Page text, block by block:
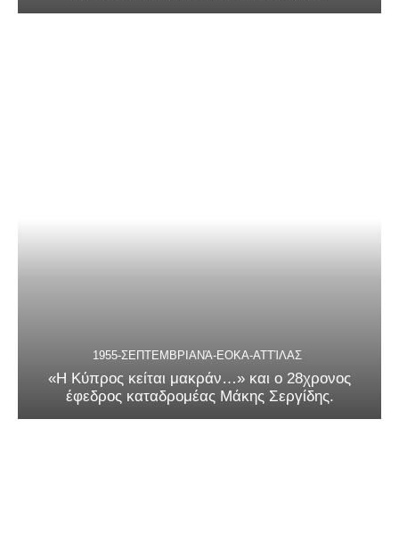
1955-ΣΕΠΤΕΜΒΡΙΑΝΆ-ΕΟΚΑ-ΑΤΤΊΛΑΣ
«Η Κύπρος κείται μακράν…» και ο 28χρονος
έφεδρος καταδρομέας Μάκης Σεργίδης.